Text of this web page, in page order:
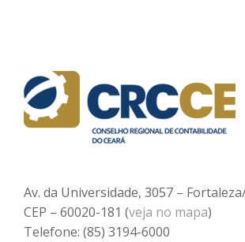
Av. da Universidade, 3057 –
CEP – 60020-181 (veja no mapa)
Telefone: (85) 3194-6000